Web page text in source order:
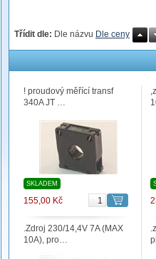
Třídit dle: Dle názvu Dle ceny
! proudový měřící transf
340A JT …
SKLADEM
155,00 Kč
.Zdroj 230/14,4V 7A (MAX
10A), pro…